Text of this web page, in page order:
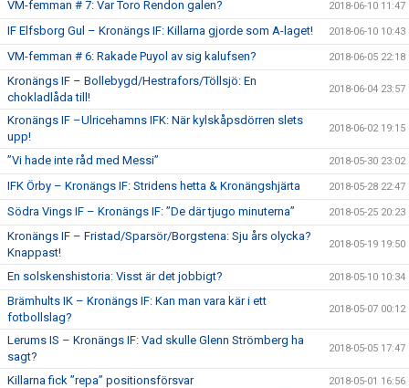
VM-femman # 7: Var Toro Rendon galen? 2018-06-10 11:47
IF Elfsborg Gul – Kronängs IF: Killarna gjorde som A-laget! 2018-06-10 10:43
VM-femman # 6: Rakade Puyol av sig kalufsen? 2018-06-05 22:18
Kronängs IF – Bollebygd/Hestrafors/Töllsjö: En
chokladlåda till!
2018-06-04 23:57
Kronängs IF –Ulricehamns IFK: När kylskåpsdörren slets
upp!
2018-06-02 19:15
”Vi hade inte råd med Messi” 2018-05-30 23:02
IFK Örby – Kronängs IF: Stridens hetta & Kronängshjärta 2018-05-28 22:47
Södra Vings IF – Kronängs IF: ”De där tjugo minuterna” 2018-05-25 20:23
Kronängs IF – Fristad/Sparsör/Borgstena: Sju års olycka?
Knappast!
2018-05-19 19:50
En solskenshistoria: Visst är det jobbigt? 2018-05-10 10:34
Brämhults IK – Kronängs IF: Kan man vara kär i ett
fotbollslag?
2018-05-07 00:12
Lerums IS – Kronängs IF: Vad skulle Glenn Strömberg ha
sagt?
2018-05-05 17:47
Killarna fick ”repa” positionsförsvar 2018-05-01 16:56